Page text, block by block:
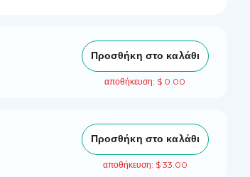
Προσθήκη στο καλάθι
αποθήκευση: $ 0.00
Προσθήκη στο καλάθι
αποθήκευση: $ 33.00